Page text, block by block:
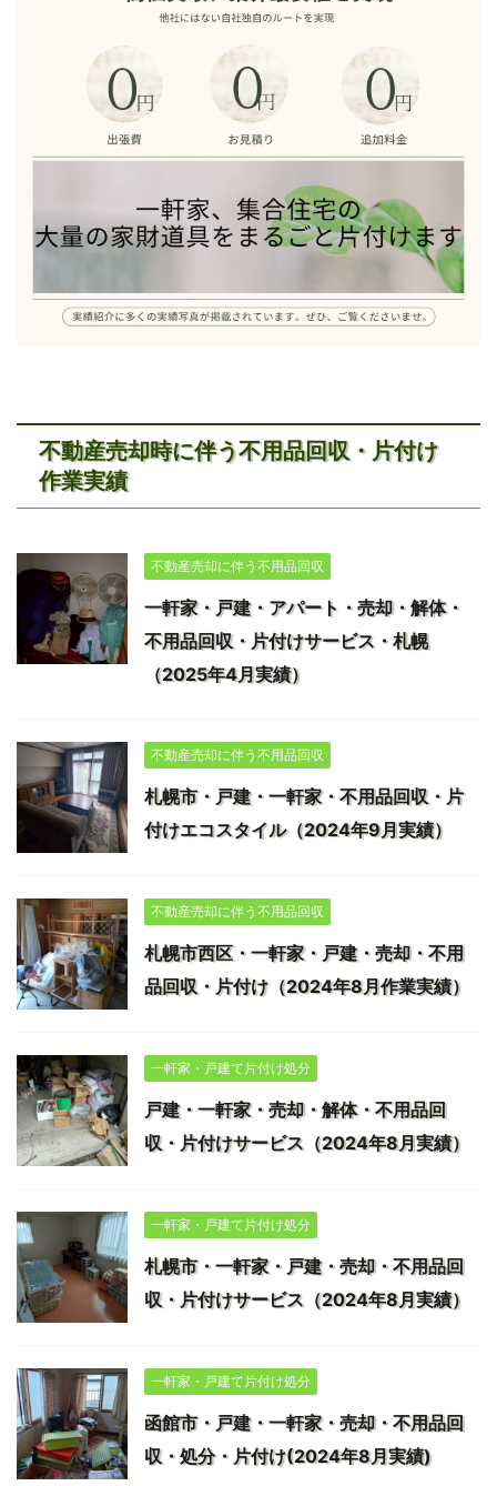
不動産売却時に伴う不用品回収・片付け
作業実績
不動産売却に伴う不用品回収
一軒家・戸建・アパート・売却・解体・
不用品回収・片付けサービス・札幌
（2025年4月実績）
不動産売却に伴う不用品回収
札幌市・戸建・一軒家・不用品回収・片
付けエコスタイル（2024年9月実績）
不動産売却に伴う不用品回収
札幌市西区・一軒家・戸建・売却・不用
品回収・片付け（2024年8月作業実績）
一軒家・戸建て片付け処分
戸建・一軒家・売却・解体・不用品回
収・片付けサービス（2024年8月実績）
一軒家・戸建て片付け処分
札幌市・一軒家・戸建・売却・不用品回
収・片付けサービス（2024年8月実績）
一軒家・戸建て片付け処分
函館市・戸建・一軒家・売却・不用品回
収・処分・片付け(2024年8月実績)